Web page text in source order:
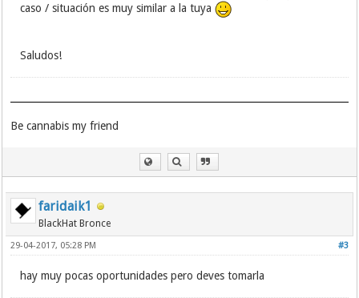
caso / situación es muy similar a la tuya
Saludos!
Be cannabis my friend
faridaik1
BlackHat Bronce
#3
29-04-2017, 05:28 PM
hay muy pocas oportunidades pero deves tomarla